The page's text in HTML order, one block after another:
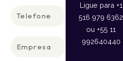
Ligue para +1
516 979 6362
ou +55 11
992640440